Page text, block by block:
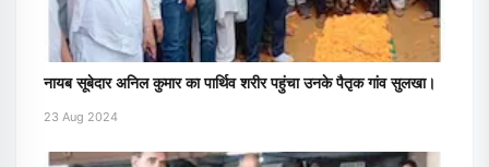
नायब सूबेदार अनिल कुमार का पार्थिव शरीर पहुंचा उनके पैतृक गांव सुलखा।
23 Aug 2024